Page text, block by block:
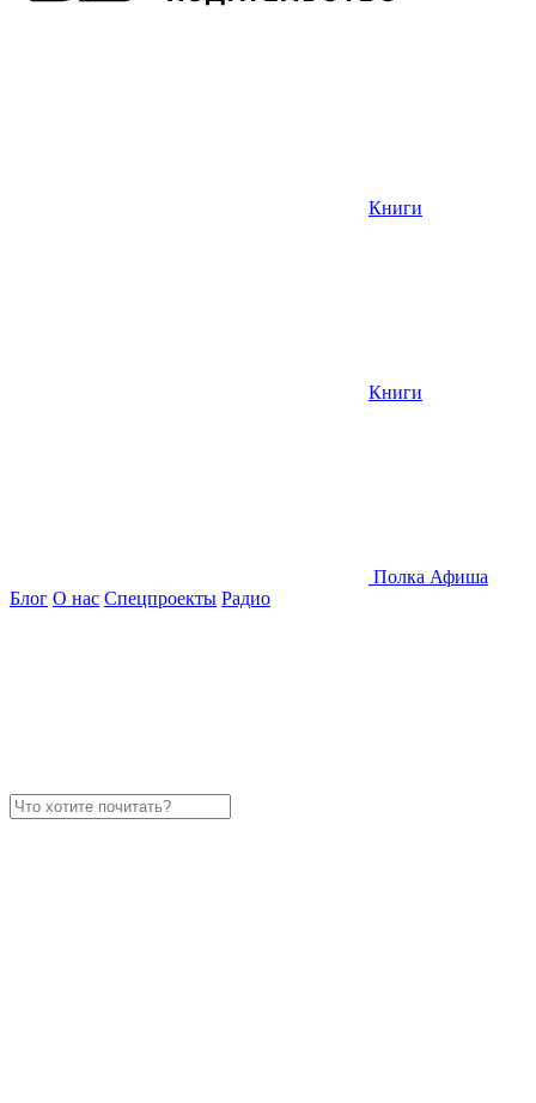
Книги
Книги
Полка Афиша
Блог О нас Спецпроекты Радио